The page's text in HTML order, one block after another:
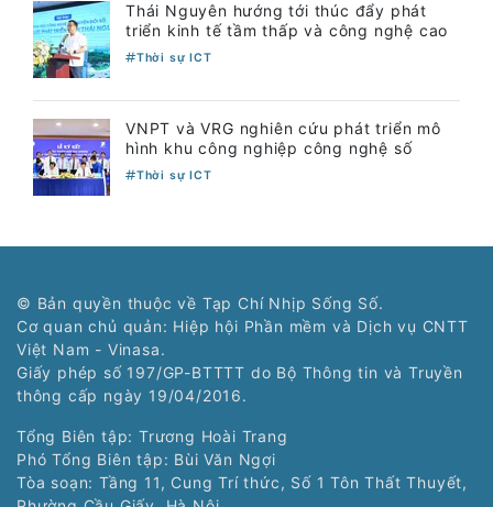
Thái Nguyên hướng tới thúc đẩy phát
triển kinh tế tầm thấp và công nghệ cao
Thời sự ICT
VNPT và VRG nghiên cứu phát triển mô
hình khu công nghiệp công nghệ số
Thời sự ICT
© Bản quyền thuộc về Tạp Chí Nhịp Sống Số.
Cơ quan chủ quản: Hiệp hội Phần mềm và Dịch vụ CNTT
Việt Nam - Vinasa.
Giấy phép số 197/GP-BTTTT do Bộ Thông tin và Truyền
thông cấp ngày 19/04/2016.
Tổng Biên tập: Trương Hoài Trang
Phó Tổng Biên tập: Bùi Văn Ngợi
Tòa soạn: Tầng 11, Cung Trí thức, Số 1 Tôn Thất Thuyết,